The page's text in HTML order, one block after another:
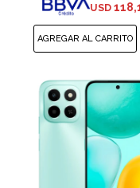
USD